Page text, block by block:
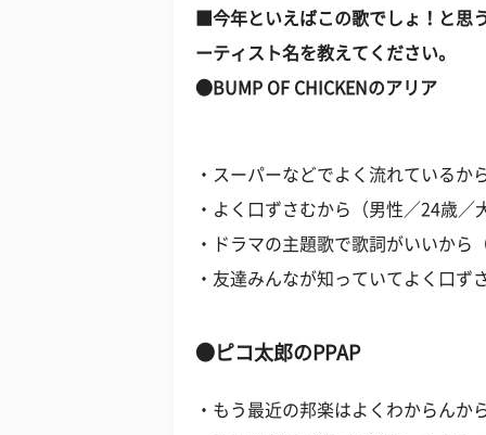
■今年といえばこの歌でしょ！と思
ーティスト名を教えてください。
●BUMP OF CHICKENのアリア
・スーパーなどでよく流れているか
・よく口ずさむから（男性／24歳／
・ドラマの主題歌で歌詞がいいから
・友達みんなが知っていてよく口ず
●ピコ太郎のPPAP
・もう最近の邦楽はよくわからんか